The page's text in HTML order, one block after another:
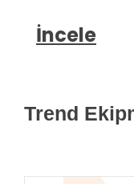
İncele
Trend